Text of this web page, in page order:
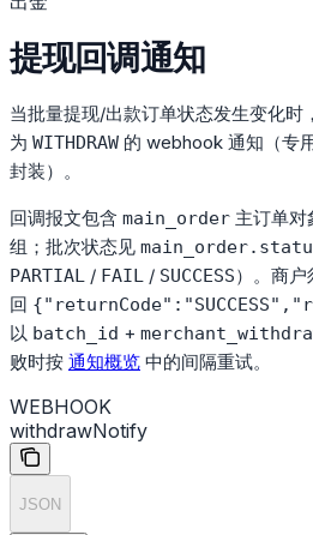
提现回调通知
当批量提现/出款订单状态发生变化时
为 WITHDRAW 的 webhook 通知（专
封装）。
回调报文包含 main_order 主订单对
组；批次状态见
PARTIAL / FAIL / SUCCESS）。商
回
以 batch_id +
败时按 通知概览 中的间隔重试。
WEBHOOK
withdrawNotify
JSON